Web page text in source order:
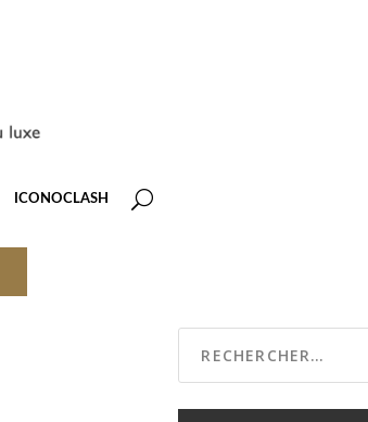
ICONOCLASH